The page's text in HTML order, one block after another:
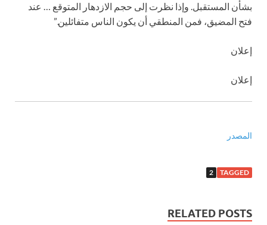
بشأن المستقبل. وإذا نظرت إلى حجم الازدهار المتوقع … عند
فتح المضيق، فمن المنطقي أن يكون الناس متفائلين.”
إعلان
إعلان
المصدر
TAGGED
2
RELATED POSTS